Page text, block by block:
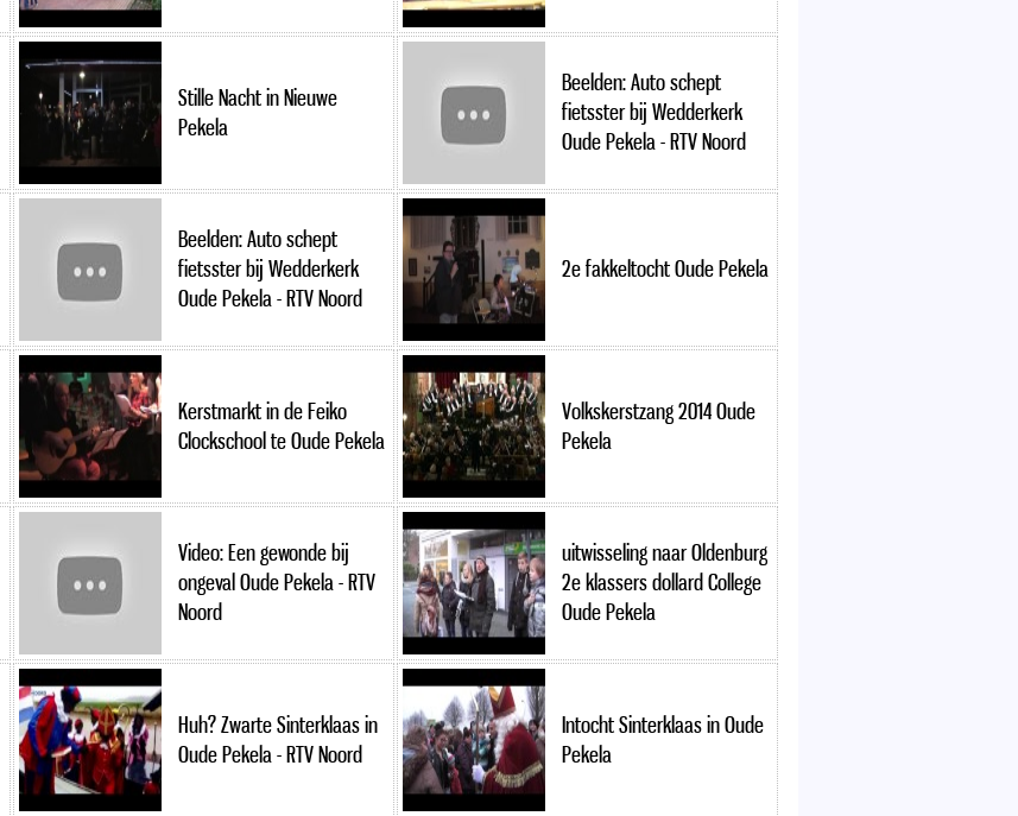
Stille Nacht in Nieuwe
Pekela
Beelden: Auto schept
fietsster bij Wedderkerk
Oude Pekela - RTV Noord
Beelden: Auto schept
fietsster bij Wedderkerk
Oude Pekela - RTV Noord
2e fakkeltocht Oude Pekela
Kerstmarkt in de Feiko
Clockschool te Oude Pekela
Volkskerstzang 2014 Oude
Pekela
Video: Een gewonde bij
ongeval Oude Pekela - RTV
Noord
uitwisseling naar Oldenburg
2e klassers dollard College
Oude Pekela
Huh? Zwarte Sinterklaas in
Oude Pekela - RTV Noord
Intocht Sinterklaas in Oude
Pekela